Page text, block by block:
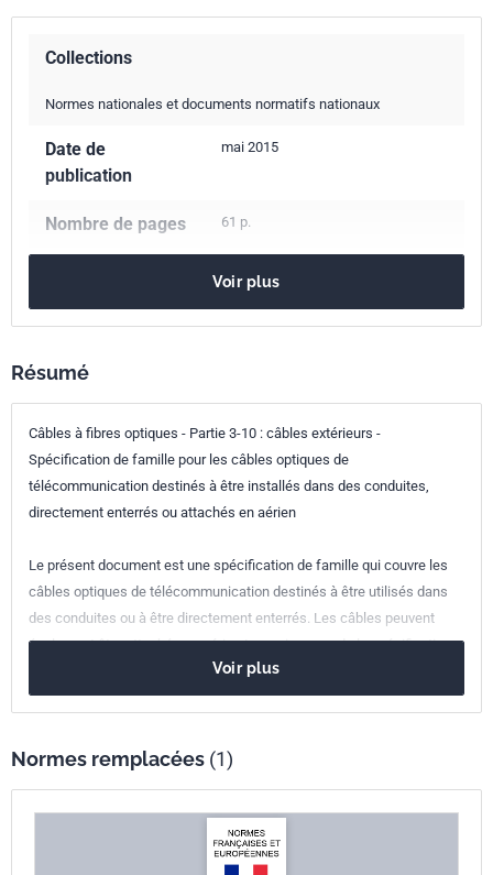
Collections
Normes nationales et documents normatifs nationaux
Date de
publication
mai 2015
Nombre de pages 61 p.
Codes ICS
Indice de
Numéro de tirage 1
Parenté
internationale
IEC 60794-3-10:2009
Parenté
européenne
EN 60794-3-10:2009
Voir plus
Résumé
Câbles à fibres optiques - Partie 3-10 : câbles extérieurs -
Spécification de famille pour les câbles optiques de
télécommunication destinés à être installés dans des conduites,
directement enterrés ou attachés en aérien
Le présent document est une spécification de famille qui couvre les
câbles optiques de télécommunication destinés à être utilisés dans
des conduites ou à être directement enterrés. Les câbles peuvent
également être attachés en aérien.Les exigences de la spécification
intermédiaire NF EN 60794-3 pour les câbles pour conduites, enterrés
et attachés en aérien sont applicables aux câbles couverts par le
Voir plus
Normes remplacées (1)